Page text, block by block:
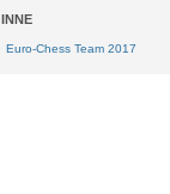
INNE
Euro-Chess Team 2017